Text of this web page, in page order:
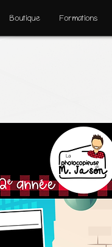
Boutique Formations